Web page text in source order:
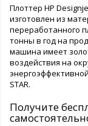
Плоттер HP
изготовлен из
переработанного
тонны в год на
машина имеет
воздействия на
STAR.
Получите